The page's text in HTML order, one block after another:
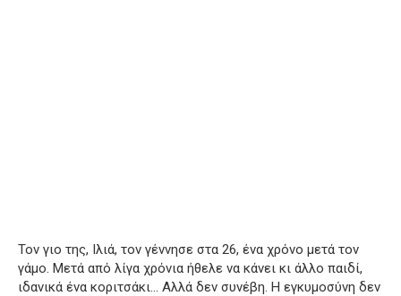
Τον γιο της, Ιλιά, τον γέννησε στα 26, ένα χρόνο μετά τον
γάμο. Μετά από λίγα χρόνια ήθελε να κάνει κι άλλο παιδί,
ιδανικά ένα κοριτσάκι… Αλλά δεν συνέβη. Η εγκυμοσύνη δεν